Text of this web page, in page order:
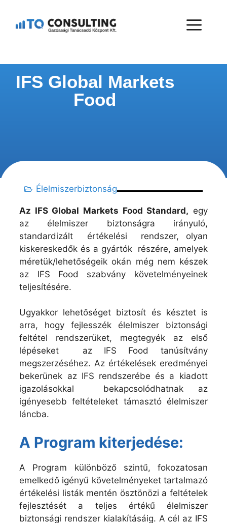
IFS Global Markets
Food
Élelmiszerbiztonság
Az IFS Global Markets Food Standard, egy
az élelmiszer biztonságra irányuló,
standardizált értékelési rendszer, olyan
kiskereskedők és a gyártók részére, amelyek
méretük/lehetőségeik okán még nem készek
az IFS Food szabvány követelményeinek
teljesítésére.
Ugyakkor lehetőséget biztosít és késztet is
arra, hogy fejlesszék élelmiszer biztonsági
feltétel rendszerüket, megtegyék az első
lépéseket az IFS Food tanúsítvány
megszerzéséhez. Az értékelések eredményei
bekerünek az IFS rendszerébe és a kiadott
igazolásokkal bekapcsolódhatnak az
igényesebb feltételeket támasztó élelmiszer
láncba.
A Program kiterjedése:
A Program különböző szintű, fokozatosan
emelkedő igényű követelményeket tartalmazó
értékelési listák mentén ösztönözi a feltételek
fejlesztését a teljes értékű élelmiszer
biztonsági rendszer kialakításáig. A cél az IFS